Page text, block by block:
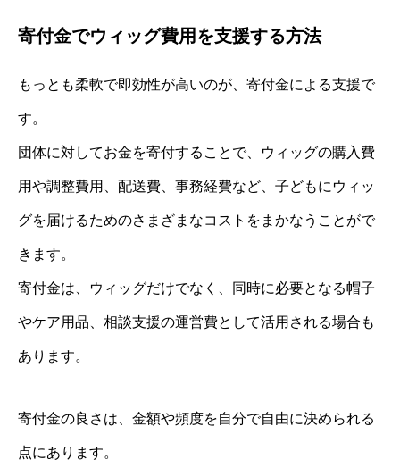
寄付金でウィッグ費用を支援する方法
もっとも柔軟で即効性が高いのが、寄付金による支援で
す。
団体に対してお金を寄付することで、ウィッグの購入費
用や調整費用、配送費、事務経費など、子どもにウィッ
グを届けるためのさまざまなコストをまかなうことがで
きます。
寄付金は、ウィッグだけでなく、同時に必要となる帽子
やケア用品、相談支援の運営費として活用される場合も
あります。
寄付金の良さは、金額や頻度を自分で自由に決められる
点にあります。